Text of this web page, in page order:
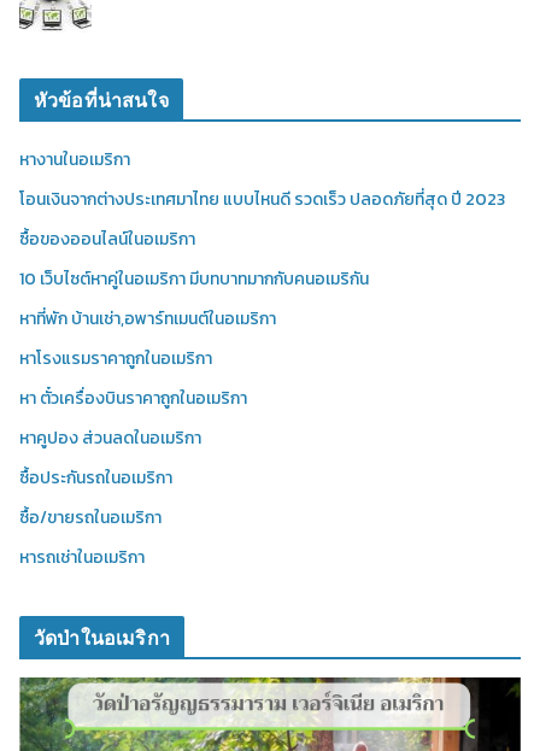
หัวข้อที่น่าสนใจ
หางานในอเมริกา
โอนเงินจากต่างประเทศมาไทย แบบไหนดี รวดเร็ว ปลอดภัยที่สุด ปี 2023
ซื้อของออนไลน์ในอเมริกา
10 เว็บไซต์หาคู่ในอเมริกา มีบทบาทมากกับคนอเมริกัน
หาที่พัก บ้านเช่า,อพาร์ทเมนต์ในอเมริกา
หาโรงแรมราคาถูกในอเมริกา
หา ตั๋วเครื่องบินราคาถูกในอเมริกา
หาคูปอง ส่วนลดในอเมริกา
ซื้อประกันรถในอเมริกา
ซื้อ/ขายรถในอเมริกา
หารถเช่าในอเมริกา
วัดป่าในอเมริกา